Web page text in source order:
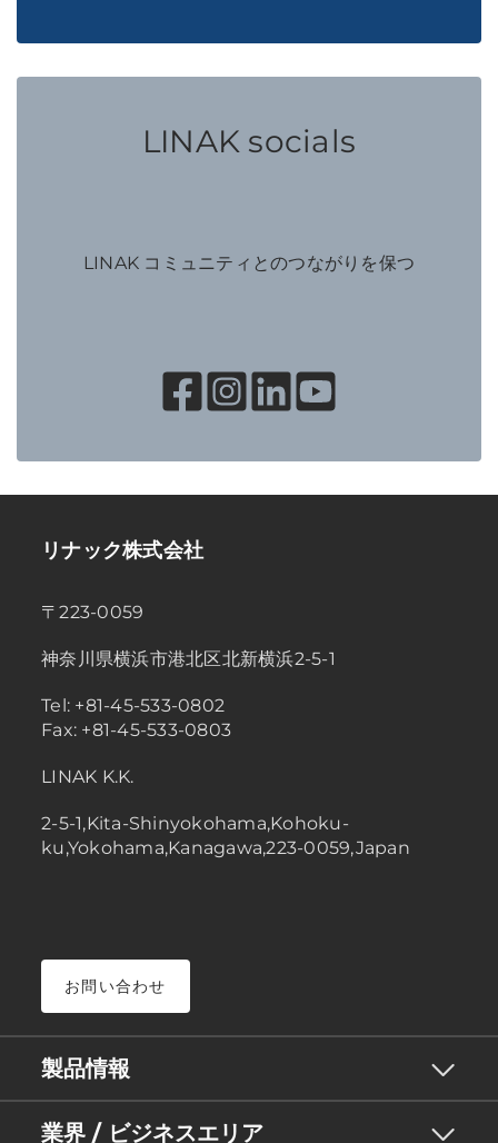
LINAK socials
LINAK コミュニティとのつながりを保つ
リナック株式会社
〒223-0059
神奈川県横浜市港北区北新横浜2-5-1
Tel: +81-45-533-0802
Fax: +81-45-533-0803
LINAK K.K.
2-5-1,Kita-Shinyokohama,Kohoku-
ku,Yokohama,Kanagawa,223-0059,Japan
お問い合わせ
製品情報
業界 / ビジネスエリア